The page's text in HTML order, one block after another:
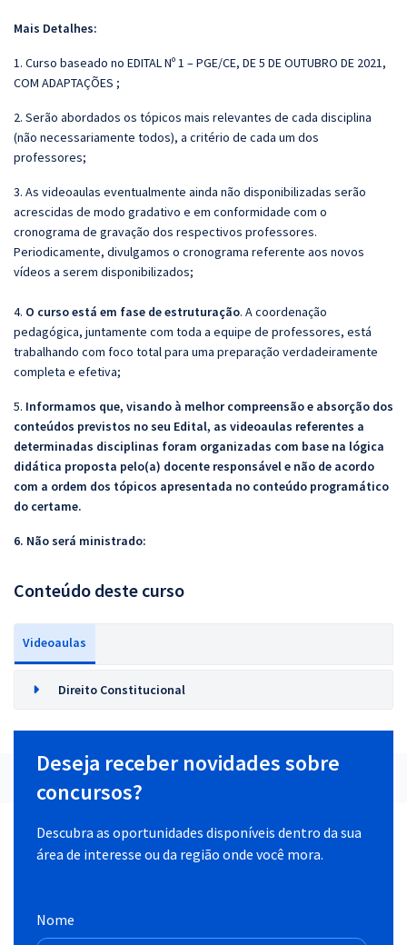
Mais Detalhes:
1. Curso baseado no EDITAL Nº 1 – PGE/CE, DE 5 DE OUTUBRO DE 2021,
COM ADAPTAÇÕES ;
2. Serão abordados os tópicos mais relevantes de cada disciplina
(não necessariamente todos), a critério de cada um dos
professores;
3. As videoaulas eventualmente ainda não disponibilizadas serão
acrescidas de modo gradativo e em conformidade com o
cronograma de gravação dos respectivos professores.
Periodicamente, divulgamos o cronograma referente aos novos
vídeos a serem disponibilizados;
4. O curso está em fase de estruturação. A coordenação
pedagógica, juntamente com toda a equipe de professores, está
trabalhando com foco total para uma preparação verdadeiramente
completa e efetiva;
5. Informamos que, visando à melhor compreensão e absorção dos
conteúdos previstos no seu Edital, as videoaulas referentes a
determinadas disciplinas foram organizadas com base na lógica
didática proposta pelo(a) docente responsável e não de acordo
com a ordem dos tópicos apresentada no conteúdo programático
do certame.
6. Não será ministrado:
Conteúdo deste curso
Videoaulas
Direito Constitucional
Deseja receber novidades sobre
concursos?
Descubra as oportunidades disponíveis dentro da sua
área de interesse ou da região onde você mora.
Nome